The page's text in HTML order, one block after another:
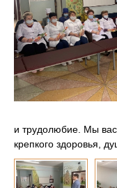
и трудолюбие. Мы
крепкого здоровья,